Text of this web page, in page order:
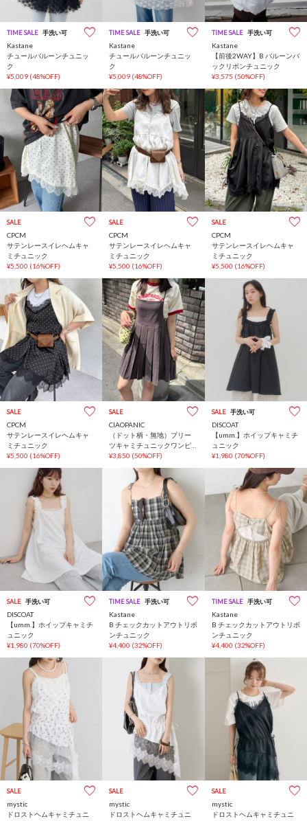
TIME SALE 手洗い可
Kastane
チュールバルーンチュニッ
ク
¥5,009 (48%OFF)
TIME SALE 手洗い可
Kastane
チュールバルーンチュニッ
ク
¥5,009 (48%OFF)
TIME SALE 手洗い可
Kastane
【前後2WAY】B バルーンバ
ックリボンチュニック
¥3,575 (50%OFF)
SALE
CPCM
サテンレースイレヘムキャ
ミチュニック
¥5,500 (16%OFF)
SALE
CPCM
サテンレースイレヘムキャ
ミチュニック
¥5,500 (16%OFF)
SALE
CPCM
サテンレースイレヘムキャ
ミチュニック
¥5,500 (16%OFF)
SALE
CPCM
サテンレースイレヘムキャ
ミチュニック
¥5,500 (16%OFF)
SALE
CIAOPANIC
（ドット柄・無地）プリー
ツキャミチュニックワンピ
ース
¥3,850 (50%OFF)
SALE 手洗い可
DISCOAT
【umm.】ホイップキャミチ
ュニック
¥1,980 (70%OFF)
SALE 手洗い可
DISCOAT
【umm.】ホイップキャミチ
ュニック
¥1,980 (70%OFF)
TIME SALE 手洗い可
Kastane
B チェックカットアウトリボ
ンチュニック
¥4,400 (32%OFF)
TIME SALE 手洗い可
Kastane
B チェックカットアウトリボ
ンチュニック
¥4,400 (32%OFF)
SALE
mystic
ドロストヘムキャミチュニ
SALE
mystic
ドロストヘムキャミチュニ
SALE
mystic
ドロストヘムキャミチュニ